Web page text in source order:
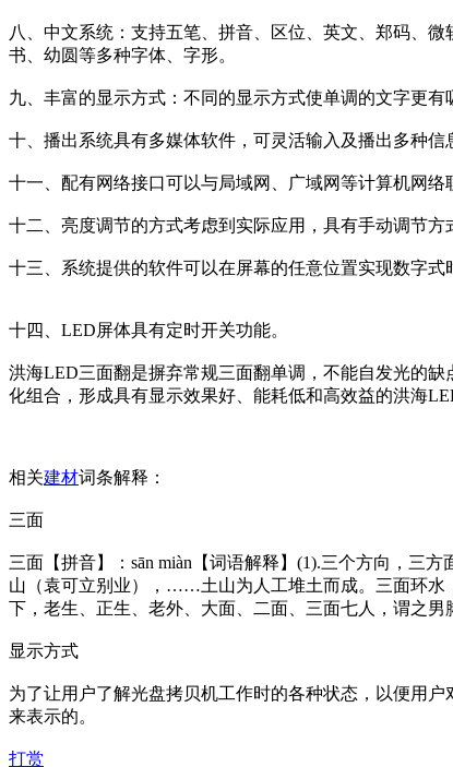
八、中文系统：支持五笔、拼音、区位、英文、郑码、
书、幼圆等多种字体、字形。
九、丰富的显示方式：不同的显示方式使单调的文字更
十、播出系统具有多媒体软件，可灵活输入及播出多种信
十一、配有网络接口可以与局域网、广域网等计算机网
十二、亮度调节的方式考虑到实际应用，具有手动调节方
十三、系统提供的软件可以在屏幕的任意位置实现数字式
十四、LED屏体具有定时开关功能。
洪海LED三面翻是摒弃常规三面翻单调，不能自发光的
化组合，形成具有显示效果好、能耗低和高效益的洪海
相关建材词条解释：
三面
三面【拼音】：sān miàn【词语解释】(1).三个方向，三
山（袁可立别业），……土山为人工堆土而成。三面环水
下，老生、正生、老外、大面、二面、三面七人，谓之男
显示方式
为了让用户了解光盘拷贝机工作时的各种状态，以便用
来表示的。
打赏